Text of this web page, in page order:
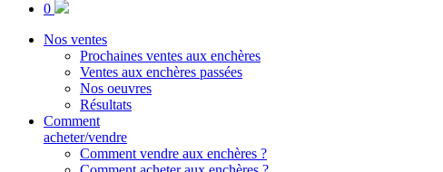
0
Nos ventes
Prochaines ventes aux enchères
Ventes aux enchères passées
Nos oeuvres
Résultats
Comment
acheter/vendre
Comment vendre aux enchères ?